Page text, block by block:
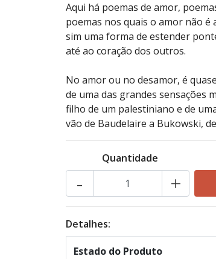
Aqui há poemas de amor,
poemas nos quais o amor não é
sim uma forma de estender
até ao coração dos outros.
No amor ou no desamor, é
de uma das grandes sensações
filho de um palestiniano e de
vão de Baudelaire a Bukowski,
Quantidade
+
-
Detalhes:
Estado do Produto